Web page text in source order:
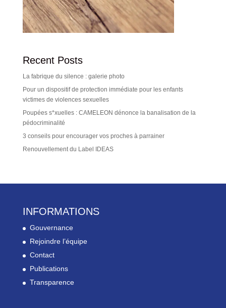
Recent Posts
La fabrique du silence : galerie photo
Pour un dispositif de protection immédiate pour les enfants
victimes de violences sexuelles
Poupées s*xuelles : CAMELEON dénonce la banalisation de la
pédocriminalité
3 conseils pour encourager vos proches à parrainer
Renouvellement du Label IDEAS
INFORMATIONS
Gouvernance
Rejoindre l’équipe
Contact
Publications
Transparence